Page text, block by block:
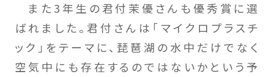
また3年生の君付茉優さんも優秀賞に選
ばれました。君付さんは「マイクロプラスチ
ック」をテーマに、琵琶湖の水中だけでなく
空気中にも存在するのではないかという予